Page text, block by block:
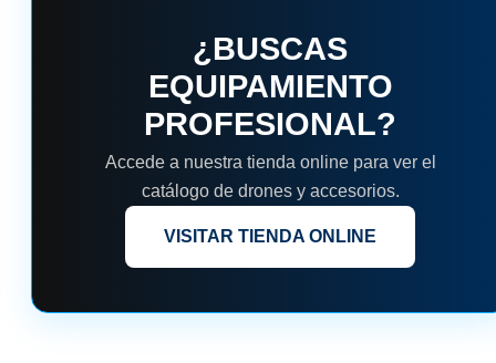
¿BUSCAS
EQUIPAMIENTO
PROFESIONAL?
Accede a nuestra tienda online para ver el
catálogo de drones y accesorios.
VISITAR TIENDA ONLINE